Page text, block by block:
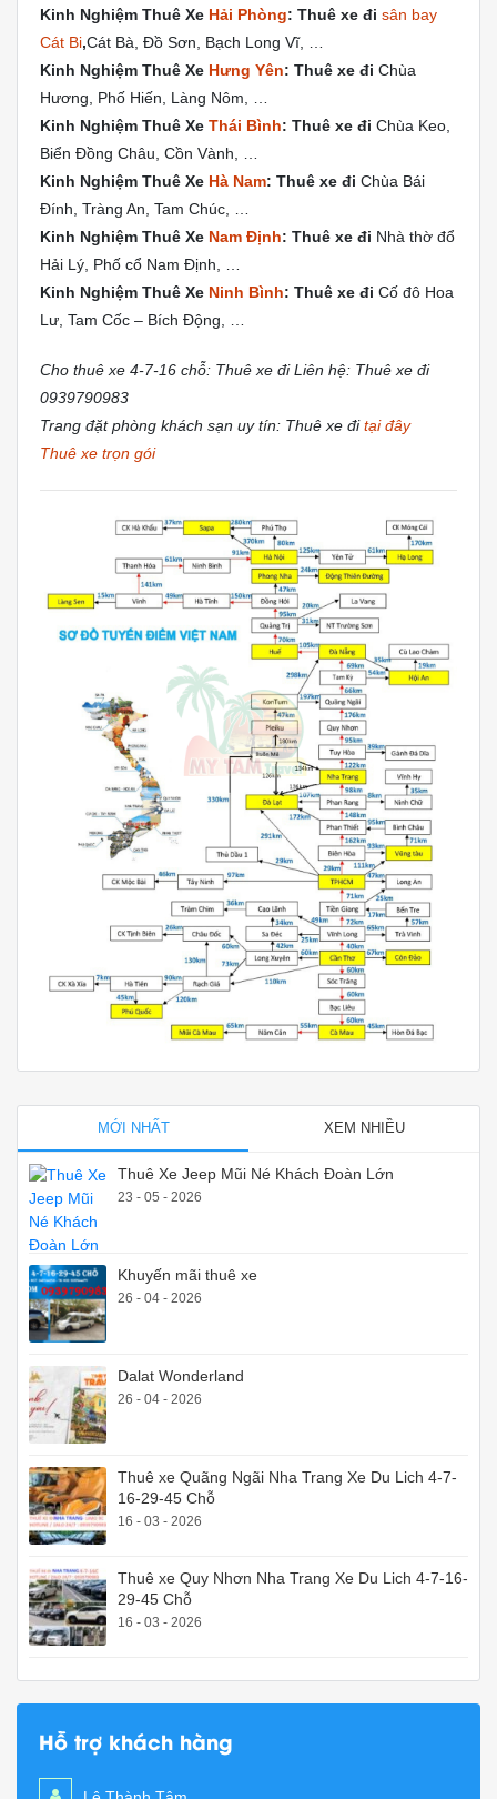
Kinh Nghiệm Thuê Xe Hải Phòng: Thuê xe đi sân bay
Cát Bi,Cát Bà, Đồ Sơn, Bạch Long Vĩ, …
Kinh Nghiệm Thuê Xe Hưng Yên: Thuê xe đi Chùa
Hương, Phố Hiến, Làng Nôm, …
Kinh Nghiệm Thuê Xe Thái Bình: Thuê xe đi Chùa Keo,
Biển Đồng Châu, Cồn Vành, …
Kinh Nghiệm Thuê Xe Hà Nam: Thuê xe đi Chùa Bái
Đính, Tràng An, Tam Chúc, …
Kinh Nghiệm Thuê Xe Nam Định: Thuê xe đi Nhà thờ đổ
Hải Lý, Phố cổ Nam Định, …
Kinh Nghiệm Thuê Xe Ninh Bình: Thuê xe đi Cố đô Hoa
Lư, Tam Cốc – Bích Động, …
Cho thuê xe 4-7-16 chỗ: Thuê xe đi Liên hệ: Thuê xe đi
0939790983
Trang đặt phòng khách sạn uy tín: Thuê xe đitại đây
Thuê xe trọn gói
MỚI NHẤT XEM NHIỀU
Thuê Xe Jeep Mũi Né Khách Đoàn Lớn
23 - 05 - 2026
Khuyến mãi thuê xe
26 - 04 - 2026
Dalat Wonderland
26 - 04 - 2026
Thuê xe Quãng Ngãi Nha Trang Xe Du Lich 4-7-
16-29-45 Chỗ
16 - 03 - 2026
Thuê xe Quy Nhơn Nha Trang Xe Du Lich 4-7-16-
29-45 Chỗ
16 - 03 - 2026
Hỗ trợ khách hàng